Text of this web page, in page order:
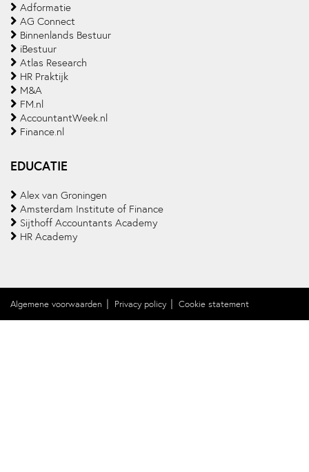
Adformatie
AG Connect
Binnenlands Bestuur
iBestuur
Atlas Research
HR Praktijk
M&A
FM.nl
AccountantWeek.nl
Finance.nl
EDUCATIE
Alex van Groningen
Amsterdam Institute of Finance
Sijthoff Accountants Academy
HR Academy
Algemene voorwaarden Privacy policy Cookie statement